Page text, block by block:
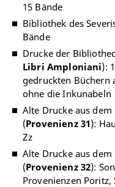
15 Bände
Bibliothek des
Bände
Drucke der
Libri Amploniani):
gedruckten Büchern
ohne die Inkunabeln
Alte Drucke aus
(Provenienz 31):
Zz
Alte Drucke aus
(Provenienz 32):
Provenienzen Poritz,